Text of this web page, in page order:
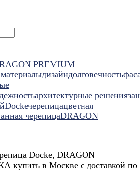
PREMIUM
дизайндолговечность
архитектурные решения
Dockeчерепицацветная
черепицаDRAGON
Docke, DRAGON
купить в Москве с доставкой по